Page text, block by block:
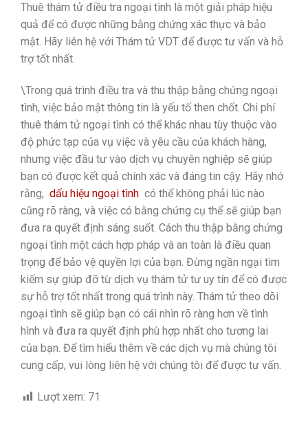
Thuê thám tử điều tra ngoại tình là một giải pháp hiệu
quả để có được những bằng chứng xác thực và bảo
mật. Hãy liên hệ với Thám tử VDT để được tư vấn và hỗ
trợ tốt nhất.
\Trong quá trình điều tra và thu thập bằng chứng ngoại
tình, việc bảo mật thông tin là yếu tố then chốt. Chi phí
thuê thám tử ngoại tình có thể khác nhau tùy thuộc vào
độ phức tạp của vụ việc và yêu cầu của khách hàng,
nhưng việc đầu tư vào dịch vụ chuyên nghiệp sẽ giúp
bạn có được kết quả chính xác và đáng tin cậy. Hãy nhớ
rằng, dấu hiệu ngoại tình có thể không phải lúc nào
cũng rõ ràng, và việc có bằng chứng cụ thể sẽ giúp bạn
đưa ra quyết định sáng suốt. Cách thu thập bằng chứng
ngoại tình một cách hợp pháp và an toàn là điều quan
trọng để bảo vệ quyền lợi của bạn. Đừng ngần ngại tìm
kiếm sự giúp đỡ từ dịch vụ thám tử tư uy tín để có được
sự hỗ trợ tốt nhất trong quá trình này. Thám tử theo dõi
ngoại tình sẽ giúp bạn có cái nhìn rõ ràng hơn về tình
hình và đưa ra quyết định phù hợp nhất cho tương lai
của bạn. Để tìm hiểu thêm về các dịch vụ mà chúng tôi
cung cấp, vui lòng liên hệ với chúng tôi để được tư vấn.
Lượt xem: 71